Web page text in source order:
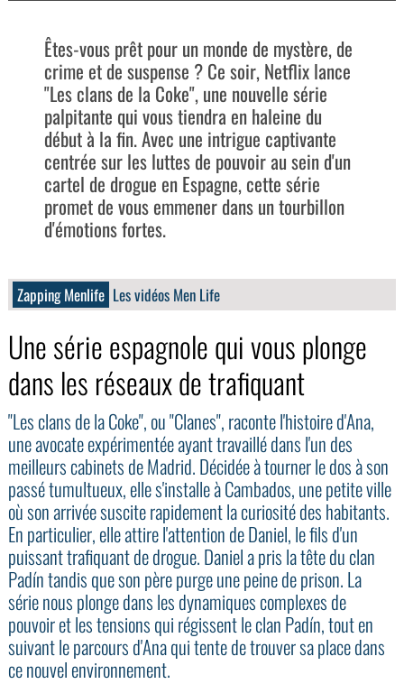
Êtes-vous prêt pour un monde de mystère, de
crime et de suspense ? Ce soir, Netflix lance
"Les clans de la Coke", une nouvelle série
palpitante qui vous tiendra en haleine du
début à la fin. Avec une intrigue captivante
centrée sur les luttes de pouvoir au sein d'un
cartel de drogue en Espagne, cette série
promet de vous emmener dans un tourbillon
d'émotions fortes.
Zapping Menlife Les vidéos Men Life
Une série espagnole qui vous plonge
dans les réseaux de trafiquant
"Les clans de la Coke", ou "Clanes", raconte l'histoire d'Ana,
une avocate expérimentée ayant travaillé dans l'un des
meilleurs cabinets de Madrid. Décidée à tourner le dos à son
passé tumultueux, elle s'installe à Cambados, une petite ville
où son arrivée suscite rapidement la curiosité des habitants.
En particulier, elle attire l'attention de Daniel, le fils d'un
puissant trafiquant de drogue. Daniel a pris la tête du clan
Padín tandis que son père purge une peine de prison. La
série nous plonge dans les dynamiques complexes de
pouvoir et les tensions qui régissent le clan Padín, tout en
suivant le parcours d'Ana qui tente de trouver sa place dans
ce nouvel environnement.